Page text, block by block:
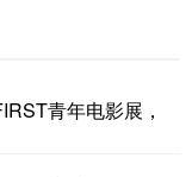
青年电影展，